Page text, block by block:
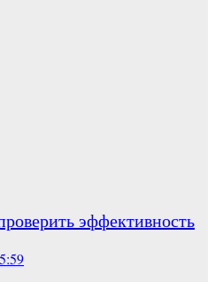
эффективность